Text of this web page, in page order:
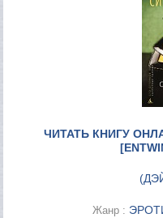
ЧИТАТЬ КНИГУ
(
Жанр :